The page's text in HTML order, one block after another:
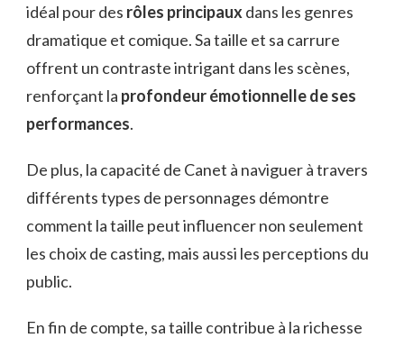
idéal pour des rôles principaux dans les genres
dramatique et comique. Sa taille et sa carrure
offrent un contraste intrigant dans les scènes,
renforçant la profondeur émotionnelle de ses
performances.
De plus, la capacité de Canet à naviguer à travers
différents types de personnages démontre
comment la taille peut influencer non seulement
les choix de casting, mais aussi les perceptions du
public.
En fin de compte, sa taille contribue à la richesse